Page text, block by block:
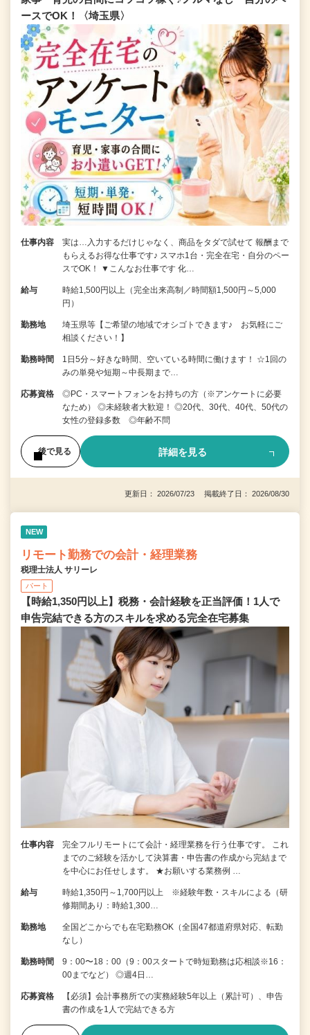
ースでOK！〈埼玉県〉
仕事内容
実は…入力するだけじゃなく、商品をタダで試せて 報酬まで
もらえるお得な仕事です♪ スマホ1台・完全在宅・自分のペー
スでOK！ ▼こんなお仕事です 化…
給与
時給1,500円以上（完全出来高制／時間額1,500円～5,000
円）
勤務地
埼玉県等【ご希望の地域でオシゴトできます♪ お気軽にご
相談ください！】
勤務時間
1日5分～好きな時間、空いている時間に働けます！ ☆1回の
みの単発や短期～中長期まで…
応募資格
◎PC・スマートフォンをお持ちの方（※アンケートに必要
なため） ◎未経験者大歓迎！ ◎20代、30代、40代、50代の
女性の登録多数 ◎年齢不問
後で見る 詳細を見る
更新日： 2026/07/23 掲載終了日： 2026/08/30
NEW
リモート勤務での会計・経理業務
税理士法人 サリーレ
パート
【時給1,350円以上】税務・会計経験を正当評価！1⼈で
申告完結できる⽅のスキルを求める完全在宅募集
仕事内容
完全フルリモートにて会計・経理業務を行う仕事です。 これ
までのご経験を活かして決算書・申告書の作成から完結まで
を中⼼にお任せします。 ★お願いする業務例 …
給与
時給1,350円～1,700円以上 ※経験年数・スキルによる（研
修期間あり：時給1,300…
勤務地
全国どこからでも在宅勤務OK（全国47都道府県対応、転勤
なし）
勤務時間
9：00〜18：00（9：00スタートで時短勤務は応相談※16：
00までなど） ◎週4日…
応募資格
【必須】会計事務所での実務経験5年以上（累計可）、申告
書の作成を1人で完結できる方